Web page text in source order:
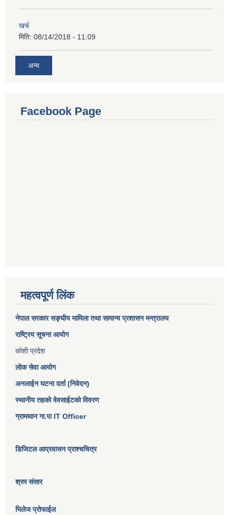
खर्च
मिति: 08/14/2018 - 11:09
अन्य
Facebook Page
महत्वपूर्ण लिंक
नेपाल सरकारसङ्घीय मामिला तथा सामान्य प्रशासन मन्त्रालय
राष्ट्रिय सूचना आयोग
कोशी प्रदेश
लोक सेवा आयोग
अनलाईन घटना दर्ता (निवेदन)
स्थानीय तहको वेवसाईटको विवरण
ग्रामथान गा.पा IT Officer
डिजिटल आप्रवासन प्राश्चचित्र
श्रम संसार
भिलेज प्रोफाईल